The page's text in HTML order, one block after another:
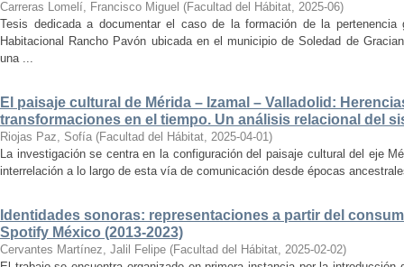
Carreras Lomelí, Francisco Miguel (Facultad del Hábitat, 2025-06)
Tesis dedicada a documentar el caso de la formación de la
Habitacional Rancho Pavón ubicada en el municipio de Soledad de
una ...
El paisaje cultural de Mérida – Izamal – Valladolid:
transformaciones en el tiempo. Un análisis relacional del
Riojas Paz, Sofía (Facultad del Hábitat, 2025-04-01)
La investigación se centra en la configuración del paisaje cultural del eje
interrelación a lo largo de esta vía de comunicación desde épocas
Identidades sonoras: representaciones a partir del
Spotify México (2013-2023)
Cervantes Martínez, Jalil Felipe (Facultad del Hábitat, 2025-02-02)